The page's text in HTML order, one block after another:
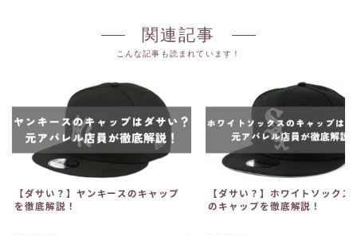
関連記事
こんな記事も読まれています！
【ダサい？】ヤンキースのキャップ
を徹底解説！
【ダサい？】ホワイトソックス
のキャップを徹底解説！